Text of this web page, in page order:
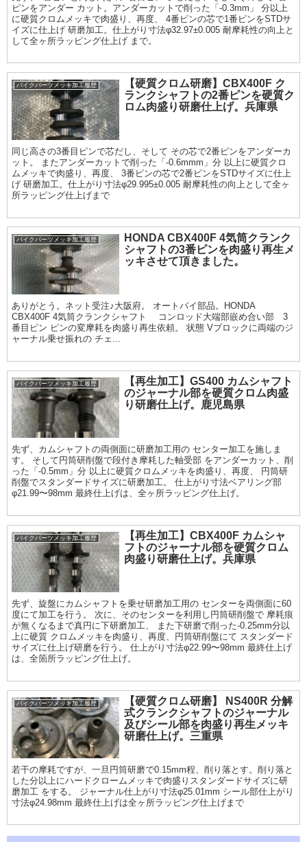
ピンをアンダー カット。アンダーカットで削った「-0.3mm」 分以上
に硬質クロムメッキで肉盛り、再度、 4番ピンの芯で1番ピンをSTDサ
イズに仕上げ 研磨加工。仕上がり寸法φ32.97±0.005 耐摩耗性の向上と
して全ヶ所ラッピング仕上げ まで。
バイクパーツメッキ加工履歴
【硬質クロム研磨】CBX400F ク
ランクシャフトの2番ピンを硬質ク
ロム肉盛り研磨仕上げ。兵庫県
同じ高さの3番目ピンで芯だし、そして その芯で2番ピンをアンダーカ
ット。 またアンダーカットで削った「-0.6mmm」分 以上に硬質クロ
ムメッキで肉盛り、再度、 3番ピンの芯で2番ピンをSTDサイズに仕上
げ 研磨加工。仕上がり寸法φ29.995±0.005 耐摩耗性の向上として全ヶ
所ラッピング仕上げまで
バイクパーツメッキ加工履歴
HONDA CBX400F 4気筒クランク
シャフトの3番ピンを肉盛り再生メ
ッキさせて頂きました。
ありがとう。ネット受注♪大阪府。 オートバイ部品。HONDA
CBX400F 4気筒クランクシャフト コンロッド大端部嵌め合い部 3
番目ピン ピンの変摩耗を肉盛り再生依頼。 状態 Vブロックに両端のジ
ャーナル乗せ振れの チェ...
バイクパーツメッキ加工履歴
【再生加工】GS400 カムシャフト
のジャーナル部を硬質クロム肉盛
り研磨仕上げ。鹿児島県
先ず、カムシャフトの両側面に研磨加工用の センター加工を施しま
す。 そして円筒研削盤で段付き摩耗した軸受部 をアンダーカット、削
った「-0.5mm」分 以上に硬質クロムメッキを肉盛り、再度、 円筒研
削盤でスタンダードサイズに研磨加工。 仕上がり寸法ベアリング部
φ21.99〜98mm 最終仕上げは、全ヶ所ラッピング仕上げ。
バイクパーツメッキ加工履歴
【再生加工】CBX400F カムシャ
フトのジャーナル部を硬質クロム
肉盛り研磨仕上げ。兵庫県
先ず、旋盤にカムシャフトを乗せ研磨加工用の センターを両側面に60
度にて加工を行う。 次に、そのセンターを利用し円筒研削盤で 摩耗痕
が無くなるまで真円に下研磨加工、 また下研磨で削った-0.25mm分以
上に硬質 クロムメッキを肉盛り、再度、円筒研削盤にて スタンダード
サイズに仕上げ研磨を行う。 仕上がり寸法φ22.99〜98mm 最終仕上げ
は、全箇所ラッピング仕上げ。
バイクパーツメッキ加工履歴
【硬質クロム研磨】 NS400R 分解
式クランクシャフトのジャーナル
及びシール部を肉盛り再生メッキ
研磨仕上げ。三重県
若干の摩耗ですが、一旦円筒研磨で0.15mm程、削り落とす。削り落と
した分以上にハードクロームメッキで肉盛りスタンダードサイズに研
磨加工 をする。 ジャーナル仕上がり寸法φ25.01mm シール部仕上がり
寸法φ24.98mm 最終仕上げは全ヶ所ラッピング仕上げまで